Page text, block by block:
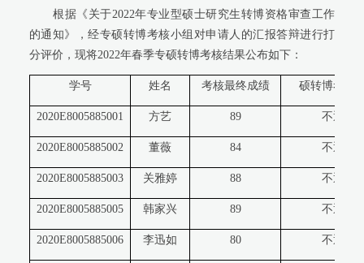
根据《关于2022年专业型硕士研究生转博资格审查工作
的通知》，经专硕转博考核小组对申请人的汇报答辩进行打
分评价，现将2022年春季专硕转博考核结果公布如下：
学号 姓名 考核最终成绩 硕转博考核
2020E8005885001 方艺 89 不通过
2020E8005885002 董薇 84 不通过
2020E8005885003 关雅婷 88 不通过
2020E8005885005 韩家兴 89 不通过
2020E8005885006 李迅如 80 不通过